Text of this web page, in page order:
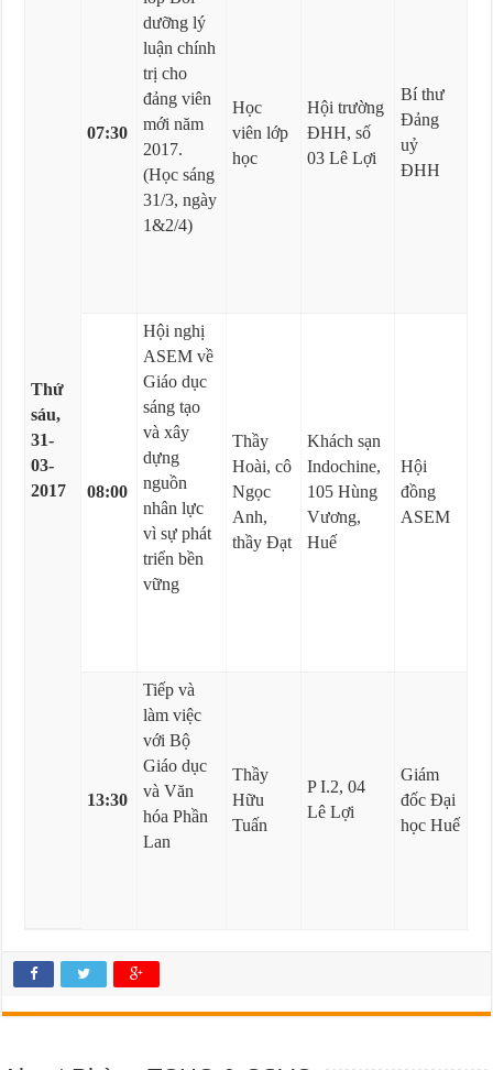
Thứ
sáu,
31-
03-
2017
07:30
dưỡng lý
luận chính
trị cho
đảng viên
mới năm
2017.
(Học sáng
31/3, ngày
1&2/4)
Học
viên lớp
học
Hội trường
ĐHH, số
03 Lê Lợi
Bí thư
Đảng
uỷ
ĐHH
08:00
Hội nghị
ASEM về
Giáo dục
sáng tạo
và xây
dựng
nguồn
nhân lực
vì sự phát
triển bền
vững
Thầy
Hoài, cô
Ngọc
Anh,
thầy Đạt
Khách sạn
Indochine,
105 Hùng
Vương,
Huế
Hội
đồng
ASEM
13:30
Tiếp và
làm việc
với Bộ
Giáo dục
và Văn
hóa Phần
Lan
Thầy
Hữu
Tuấn
P I.2, 04
Lê Lợi
Giám
đốc Đại
học Huế